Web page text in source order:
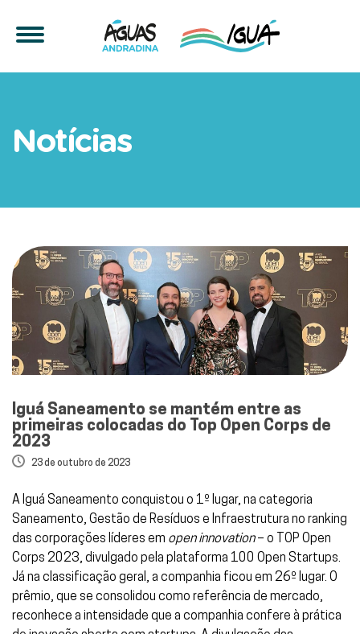
Notícias
Iguá Saneamento se mantém entre as
primeiras colocadas do Top Open Corps de
2023
23 de outubro de 2023
A Iguá Saneamento conquistou o 1º lugar, na categoria
Saneamento, Gestão de Resíduos e Infraestrutura no ranking
das corporações líderes em open innovation– o
TOP Open
Corps 2023 , divulgado pela plataforma 100 Open Startups.
Já na classificação geral, a companhia ficou em 26º lugar. O
prêmio, que se consolidou como referência de mercado,
reconhece a intensidade que a companhia confere à prática